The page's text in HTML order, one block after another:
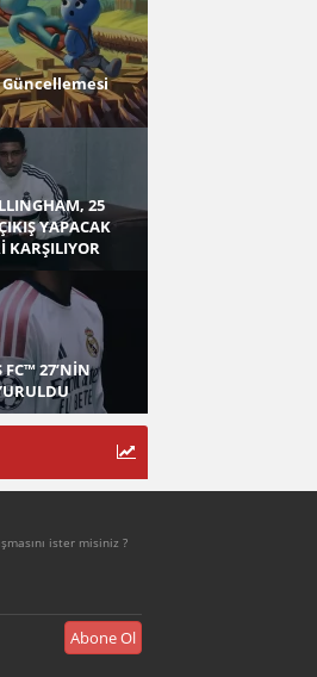
25
YAPACAK
KARŞILIYOR
FC™ 27’NİN
ister misiniz ?
Abone Ol